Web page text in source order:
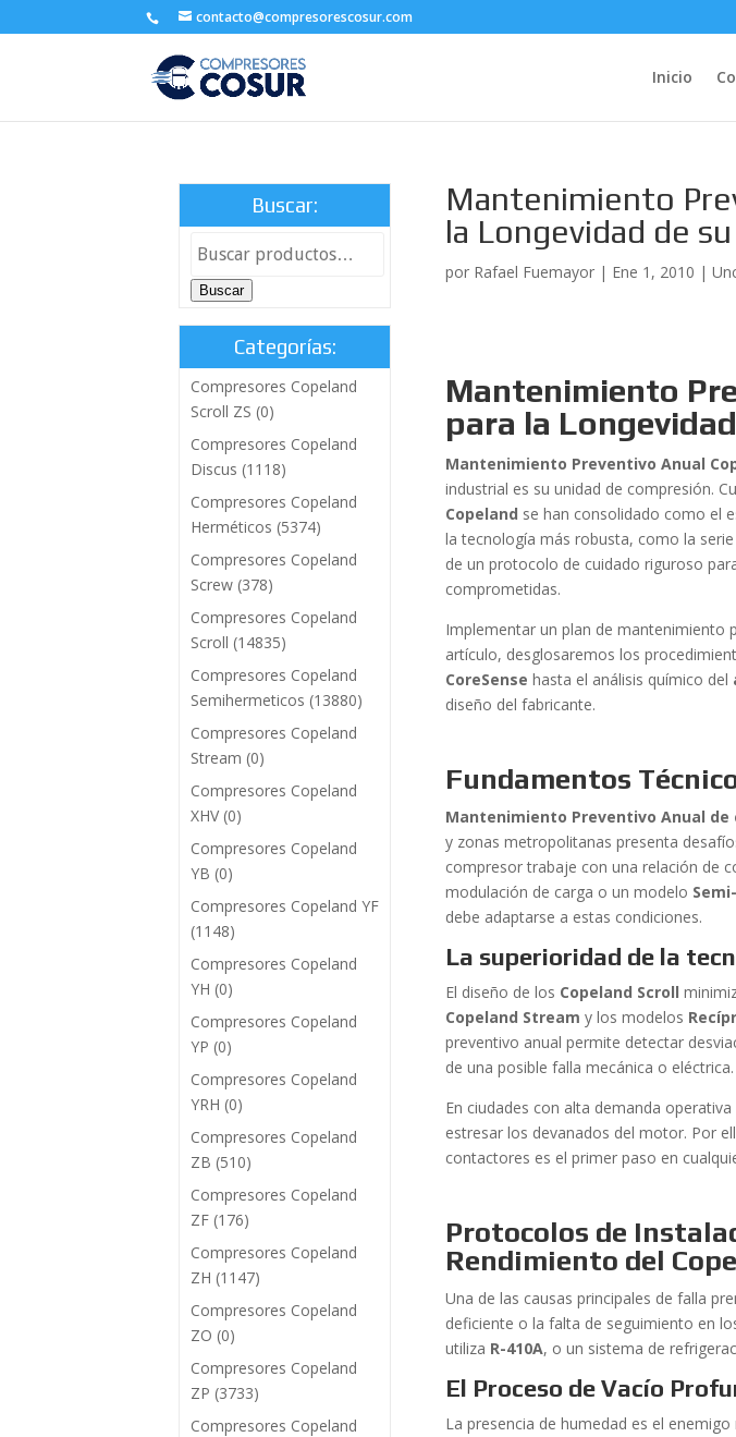
contacto@compresorescosur.com
Inicio
Mantenimiento
la Longevidad de
por Rafael Fuemayor | Ene 1, 2010 |
Mantenimiento
para la
Mantenimiento Preventivo Anual
industrial es su unidad de compresión.
Copeland se han consolidado como el
la tecnología más robusta, como la serie
de un protocolo de cuidado riguroso
comprometidas.
Implementar un plan de mantenimiento
artículo, desglosaremos los
CoreSense hasta el análisis químico del
diseño del fabricante.
Fundamentos
Mantenimiento Preventivo Anual de
y zonas metropolitanas presenta
compresor trabaje con una relación de
modulación de carga o un modelo
debe adaptarse a estas condiciones.
La superioridad de la
El diseño de los Copeland Scroll
Copeland Stream y los modelos
preventivo anual permite detectar
de una posible falla mecánica o eléctrica.
En ciudades con alta demanda
estresar los devanados del motor. Por
contactores es el primer paso en
Protocolos de
Rendimiento del
Una de las causas principales de falla
deficiente o la falta de seguimiento en
utiliza R-410A, o un sistema de
El Proceso de Vacío
La presencia de humedad es el
Buscar:
Buscar
Categorías:
Compresores Copeland
Scroll ZS (0)
Compresores Copeland
Discus (1118)
Compresores Copeland
Herméticos (5374)
Compresores Copeland
Screw (378)
Compresores Copeland
Scroll (14835)
Compresores Copeland
Semihermeticos (13880)
Compresores Copeland
Stream (0)
Compresores Copeland
XHV (0)
Compresores Copeland
YB (0)
Compresores Copeland YF
(1148)
Compresores Copeland
YH (0)
Compresores Copeland
YP (0)
Compresores Copeland
YRH (0)
Compresores Copeland
ZB (510)
Compresores Copeland
ZF (176)
Compresores Copeland
ZH (1147)
Compresores Copeland
ZO (0)
Compresores Copeland
ZP (3733)
Compresores Copeland